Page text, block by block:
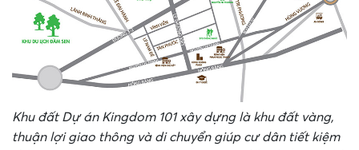
Khu đất Dự án Kingdom 101 xây dựng là khu đất vàng,
thuận lợi giao thông và di chuyển giúp cư dân tiết kiệm